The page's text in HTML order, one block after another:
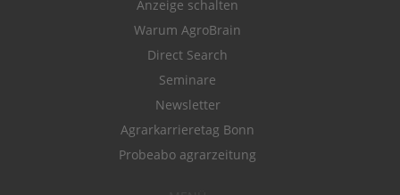
Anzeige schalten
Warum AgroBrain
Direct Search
Seminare
Newsletter
Agrarkarrieretag Bonn
Probeabo agrarzeitung